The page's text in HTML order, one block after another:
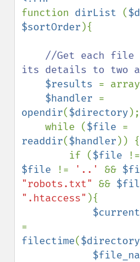
function dirList (
$sortOrder ){
//Get each file
its details to two
$results =
$handler
opendir($directory );
    while (
$file
readdir($handler ))
        if (
$file !=
$file
!= '..' &&
"robots.txt" &&
".htaccess" ){
filectime($directory